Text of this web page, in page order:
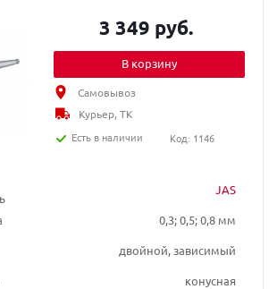
JAS
0,3; 0,5; 0,8 мм
двойной, зависимый
конусная
3 349 руб.
В корзину
Самовывоз
Курьер, ТК
Есть в наличии
Код: 1146